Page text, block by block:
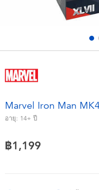
ของเล่นเพื่อการเรี
กิจกรรมกลางแจ้ง
ของเล่นนุ่มนิ่ม
ไอเทมฤดูร้อน
Barbie บาร์บี้
Marvel Iron Man
อายุ: 14+ ปี
฿1,199